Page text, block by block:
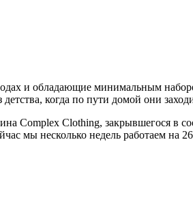
и обладающие минимальным
когда по пути домой они
Complex Clothing, закрывшегося в
мы несколько недель работаем на